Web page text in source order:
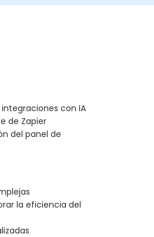
con IA
de Zapier
del panel de
la eficiencia del